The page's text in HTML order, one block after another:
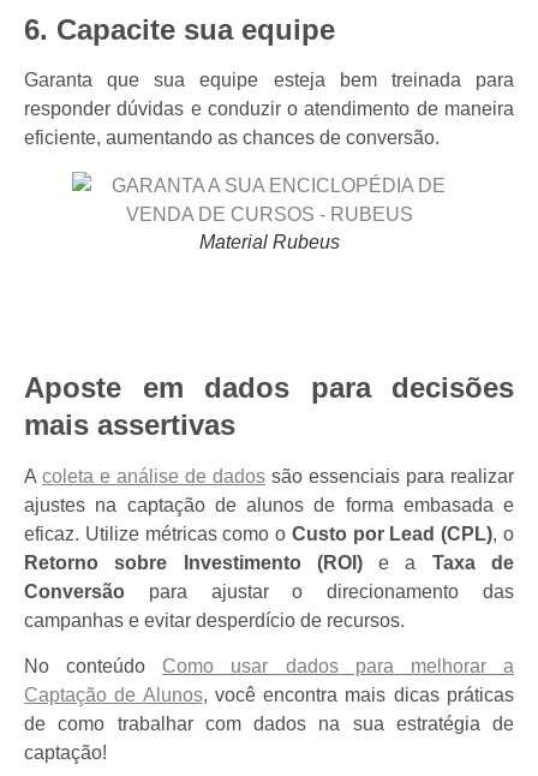
6. Capacite sua equipe
Garanta que sua equipe esteja bem treinada para
responder dúvidas e conduzir o atendimento de maneira
eficiente, aumentando as chances de conversão.
Material Rubeus
Aposte em dados para decisões
mais assertivas
A coleta e análise de dados são essenciais para realizar
ajustes na captação de alunos de forma embasada e
eficaz. Utilize métricas como o Custo por Lead (CPL), o
Retorno sobre Investimento (ROI)e a Taxa de
Conversão para ajustar o direcionamento das
campanhas e evitar desperdício de recursos.
No conteúdo Como usar dados para melhorar a
Captação de Alunos, você encontra mais dicas práticas
de como trabalhar com dados na sua estratégia de
captação!